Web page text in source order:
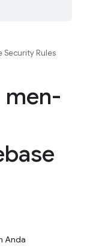
Security Rules
men-
Anda